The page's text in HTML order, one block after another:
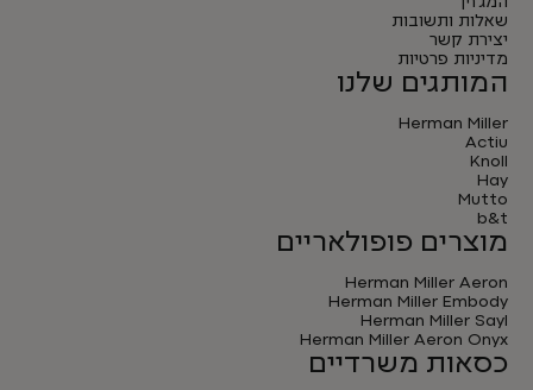
שאלות ותשובות
יצירת קשר
מדיניות פרטיות
המותגים שלנו
Herman Miller
Actiu
Knoll
Hay
Mutto
b&t
מוצרים פופולאריים
Herman Miller Aeron
Herman Miller Embody
Herman Miller Sayl
Herman Miller Aeron Onyx
כסאות משרדיים